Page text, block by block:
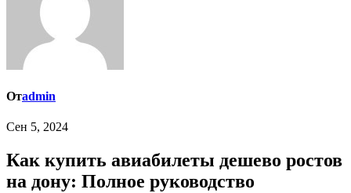
Отadmin
Сен 5, 2024
Как купить авиабилеты дешево ростов
на дону: Полное руководство